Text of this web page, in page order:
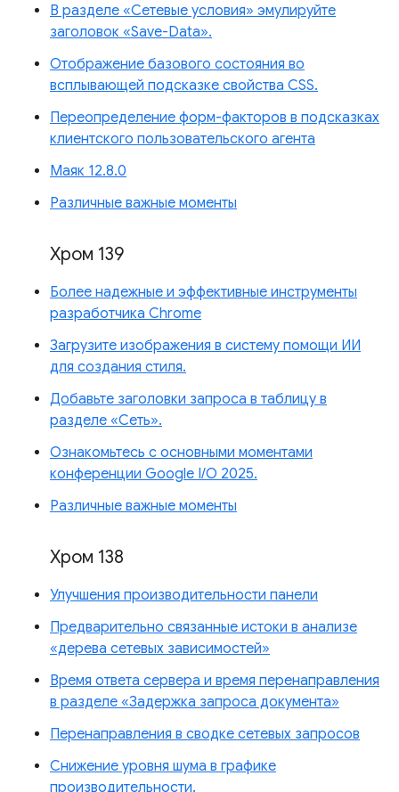
В разделе «Сетевые условия» эмулируйте
заголовок «Save-Data».
Отображение базового состояния во
всплывающей подсказке свойства CSS.
Переопределение форм-факторов в подсказках
клиентского пользовательского агента
Маяк 12.8.0
Различные важные моменты
Хром 139
Более надежные и эффективные инструменты
разработчика Chrome
Загрузите изображения в систему помощи ИИ
для создания стиля.
Добавьте заголовки запроса в таблицу в
разделе «Сеть».
Ознакомьтесь с основными моментами
конференции Google I/O 2025.
Различные важные моменты
Хром 138
Улучшения производительности панели
Предварительно связанные истоки в анализе
«дерева сетевых зависимостей»
Время ответа сервера и время перенаправления
в разделе «Задержка запроса документа»
Перенаправления в сводке сетевых запросов
Снижение уровня шума в графике
производительности.